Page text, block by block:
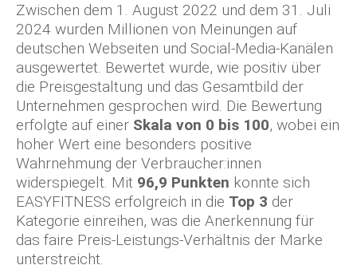
Zwischen dem 1. August 2022 und dem 31. Juli
2024 wurden Millionen von Meinungen auf
deutschen Webseiten und Social-Media-Kanälen
ausgewertet. Bewertet wurde, wie positiv über
die Preisgestaltung und das Gesamtbild der
Unternehmen gesprochen wird. Die Bewertung
erfolgte auf einer Skala von 0 bis 100, wobei ein
hoher Wert eine besonders positive
Wahrnehmung der Verbraucher:innen
widerspiegelt. Mit 96,9 Punkten konnte sich
EASYFITNESS erfolgreich in die Top 3 der
Kategorie einreihen, was die Anerkennung für
das faire Preis-Leistungs-Verhältnis der Marke
unterstreicht.